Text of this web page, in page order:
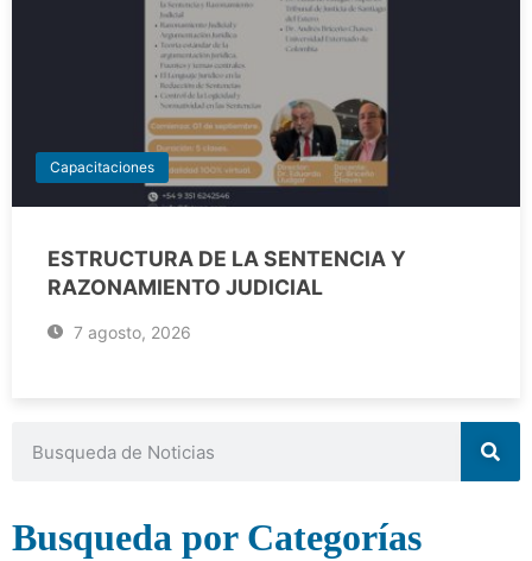
Capacitaciones
ESTRUCTURA DE LA SENTENCIA Y
RAZONAMIENTO JUDICIAL
7 agosto, 2026
Busqueda por Categorías